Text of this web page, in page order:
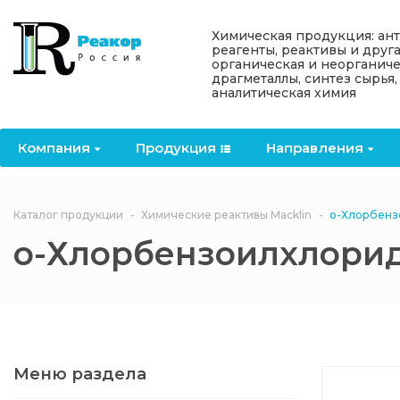
Компания Продукция Направления
Назад
Компания
Лицензии
Документы
Филиалы
Назад
Продукция
OceanСhem
Антипирены
антипирены
Химические реагенты
3ASenrise
Назад
Направления
Отвердители
Назад
Информация
Акции
Политика
конфиденциальности
Химическая продукция:
реагенты, реактивы и
органическая и
драгметаллы, синтез сырья,
аналитическая химия
Каталог продукции Химические реактивы Macklin о-
о-
Меню раздела